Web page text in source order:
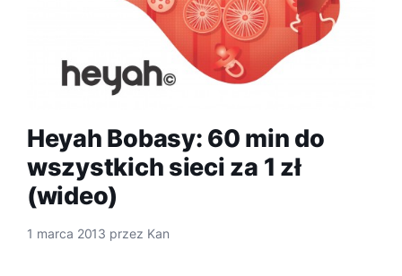
Heyah Bobasy: 60 min do
wszystkich sieci za 1 zł
(wideo)
1 marca 2013 przez Kan